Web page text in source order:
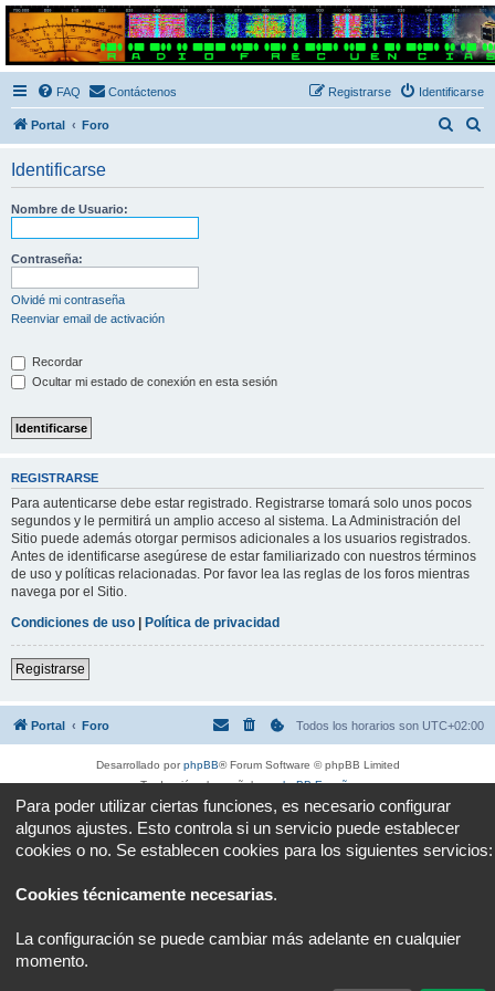
Radio Frecuencias
Foro de Radio Frecuencias
FAQ Contáctenos Identificarse
Registrarse
Portal Foro
Identificarse
Nombre de Usuario:
Contraseña:
Olvidé mi contraseña
Reenviar email de activación
Recordar
Ocultar mi estado de conexión en esta sesión
REGISTRARSE
Para autenticarse debe estar registrado. Registrarse tomará solo unos pocos
segundos y le permitirá un amplio acceso al sistema. La Administración del
Sitio puede además otorgar permisos adicionales a los usuarios registrados.
Antes de identificarse asegúrese de estar familiarizado con nuestros términos
de uso y políticas relacionadas. Por favor lea las reglas de los foros mientras
navega por el Sitio.
Condiciones de uso | Política de privacidad
Registrarse
Portal Foro Todos los horarios son UTC+02:00
Desarrollado porphpBB® Forum Software © phpBB Limited
Traducción al español porphpBB España
Privacidad|Condiciones
Para poder utilizar ciertas funciones, es necesario configurar
algunos ajustes. Esto controla si un servicio puede establecer
cookies o no. Se establecen cookies para los siguientes servicios:
Cookies técnicamente necesarias.
La configuración se puede cambiar más adelante en cualquier
momento.